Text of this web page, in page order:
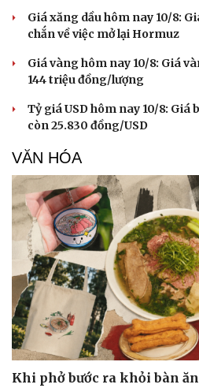
Cải chính
Giá xăng dầu hôm nay 10/8:
chắn về việc mở lại Hormuz
Giá vàng hôm nay 10/8: Giá
144 triệu đồng/lượng
Tỷ giá USD hôm nay 10/8: Giá
còn 25.830 đồng/USD
VĂN HÓA
Khi phở bước ra khỏi bàn